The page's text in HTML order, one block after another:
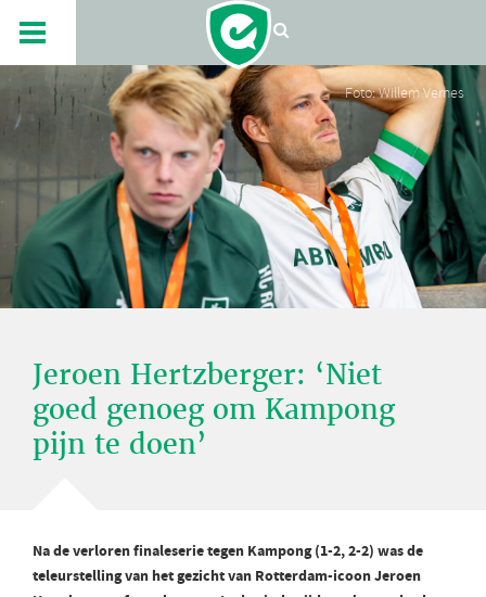
Foto: Willem Vernes
Jeroen Hertzberger: ‘Niet
goed genoeg om Kampong
pijn te doen’
Na de verloren finaleserie tegen Kampong (1-2, 2-2) was de
teleurstelling van het gezicht van Rotterdam-icoon Jeroen